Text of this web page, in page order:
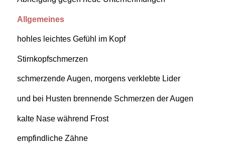
Allgemeines
hohles leichtes Gefühl im Kopf
Stirnkopfschmerzen
schmerzende Augen, morgens verklebte Lider
und bei Husten brennende Schmerzen der Augen
kalte Nase während Frost
empfindliche Zähne